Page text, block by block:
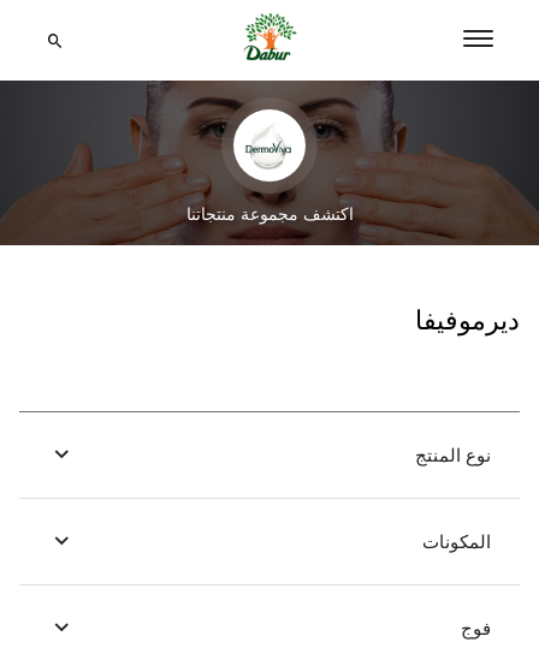
اكتشف مجموعة منتجاتنا
ديرموفيفا
نوع المنتج
المكونات
فوج